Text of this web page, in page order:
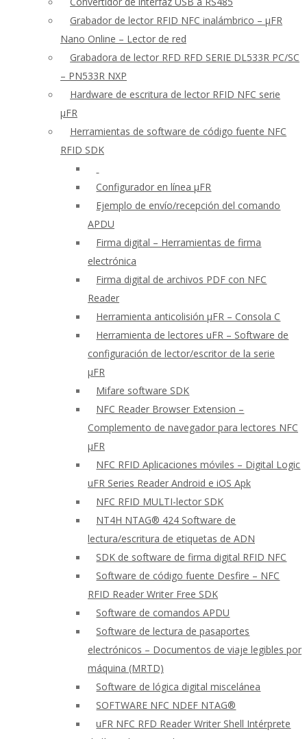
Grabador de lector RFID NFC inalámbrico – μFR
Nano Online – Lector de red
Grabadora de lector RFD RFD SERIE DL533R PC/SC
– PN533R NXP
Hardware de escritura de lector RFID NFC serie
μFR
Herramientas de software de código fuente NFC
RFID SDK
Configurador en línea μFR
Ejemplo de envío/recepción del comando
APDU
Firma digital – Herramientas de firma
electrónica
Firma digital de archivos PDF con NFC
Reader
Herramienta anticolisión μFR – Consola C
Herramienta de lectores uFR – Software de
configuración de lector/escritor de la serie
μFR
Mifare software SDK
NFC Reader Browser Extension –
Complemento de navegador para lectores NFC
μFR
NFC RFID Aplicaciones móviles – Digital Logic
uFR Series Reader Android e iOS Apk
NFC RFID MULTI-lector SDK
NT4H NTAG® 424 Software de
lectura/escritura de etiquetas de ADN
SDK de software de firma digital RFID NFC
Software de código fuente Desfire – NFC
RFID Reader Writer Free SDK
Software de comandos APDU
Software de lectura de pasaportes
electrónicos – Documentos de viaje legibles por
máquina (MRTD)
Software de lógica digital miscelánea
SOFTWARE NFC NDEF NTAG®
uFR NFC RFD Reader Writer Shell Intérprete